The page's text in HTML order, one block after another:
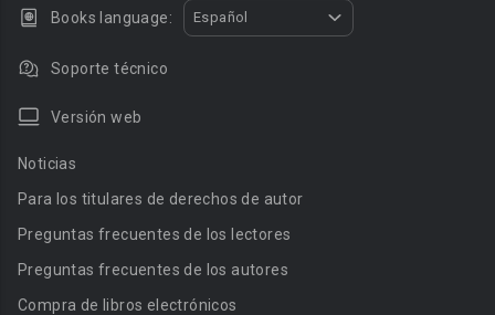
Books language: Español
Soporte técnico
Versión web
Noticias
Para los titulares de derechos de autor
Preguntas frecuentes de los lectores
Preguntas frecuentes de los autores
Compra de libros electrónicos